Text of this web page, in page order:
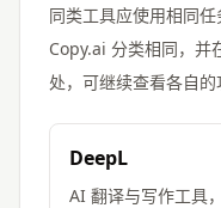
同类工具应使用相同
Copy.ai 分类相同，并
处，可继续查看各自的
DeepL
AI 翻译与写作工具